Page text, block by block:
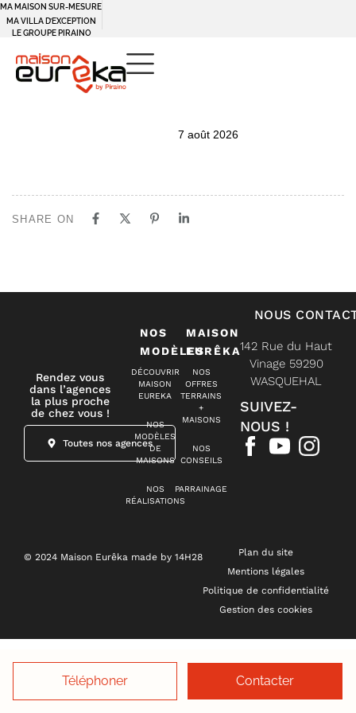
Téléphoner Contacter
MA MAISON SUR-MESURE
MA VILLA D’EXCEPTION
LE GROUPE PIRAINO
7 août 2026
SHARE ON
Rendez vous
dans l’agences
la plus proche
de chez vous !
Toutes nos agences
NOS
MODÈLES
DÉCOUVRIR
MAISON
EUREKA
NOS
MODÈLES
DE
MAISONS
NOS
RÉALISATIONS
MAISON
EURÊKA
NOS
OFFRES
TERRAINS
+
MAISONS
NOS
CONSEILS
PARRAINAGE
NOUS
142 Rue du Haut
Vinage 59290
WASQUEHAL
SUIVEZ-
NOUS !
© 2024 Maison Eurêka made by 14H28
Plan du site
Mentions légales
Politique de confidentialité
Gestion des cookies